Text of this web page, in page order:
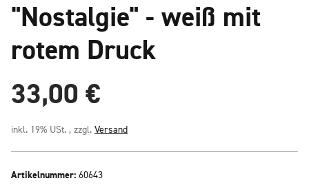
"Nostalgie" - weiß mit
rotem Druck
33,00 €
inkl. 19% USt. , zzgl. Versand
Artikelnummer: 60643